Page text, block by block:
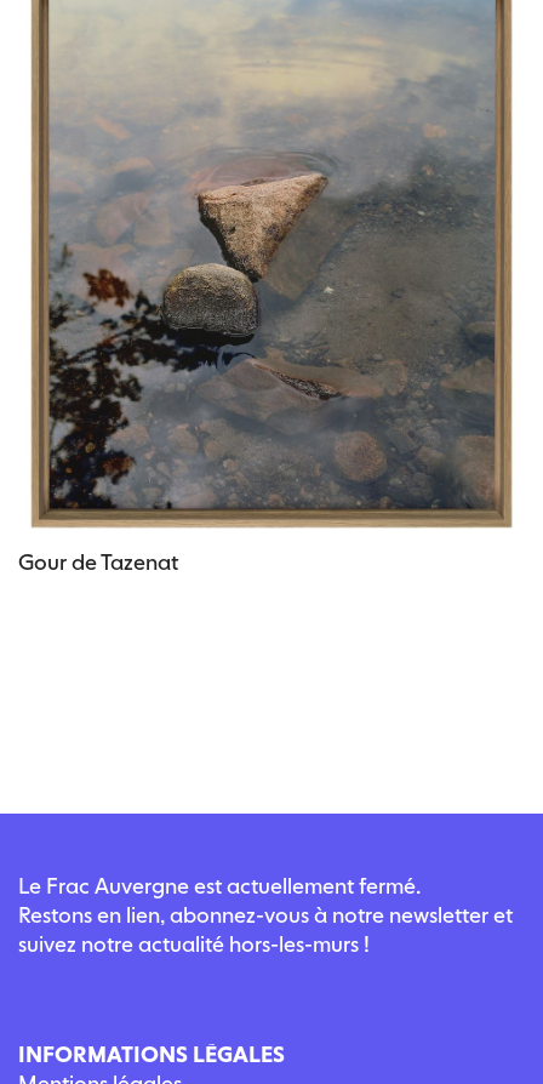
Gour de Tazenat
Le Frac Auvergne est actuellement fermé.
Restons en lien, abonnez-vous à notre newsletter et
suivez notre actualité hors-les-murs !
INFORMATIONS LÉGALES